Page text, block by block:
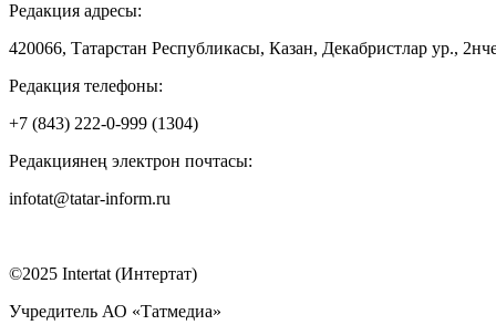
Редакция адресы:
420066, Татарстан Республикасы, Казан, Декабристлар ур.,
Редакция телефоны:
+7 (843) 222-0-999 (1304)
Редакциянең электрон почтасы:
infotat@tatar-inform.ru
©2025 Intertat (Интертат)
Учредитель АО «Татмедиа»